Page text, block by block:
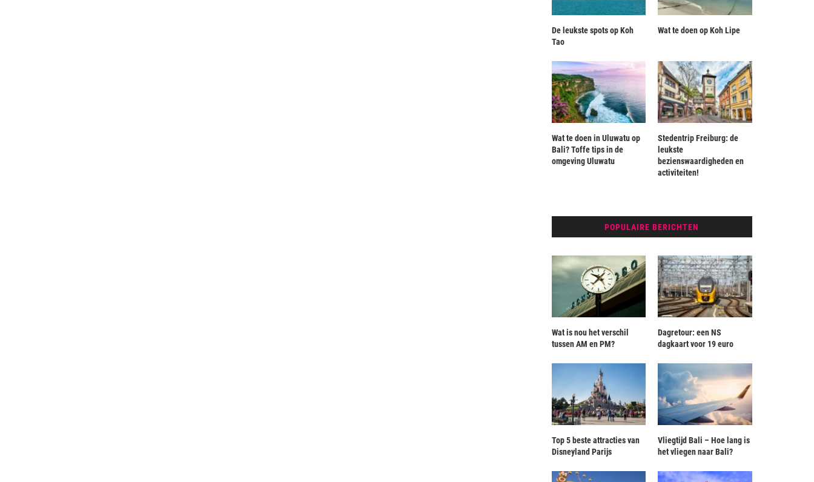
De leukste spots op Koh
Tao
Wat te doen op Koh Lipe
Wat te doen in Uluwatu op
Bali? Toffe tips in de
omgeving Uluwatu
Stedentrip Freiburg: de
leukste
bezienswaardigheden en
activiteiten!
POPULAIRE BERICHTEN
Wat is nou het verschil
tussen AM en PM?
Dagretour: een NS
dagkaart voor 19 euro
Top 5 beste attracties van
Disneyland Parijs
Vliegtijd Bali – Hoe lang is
het vliegen naar Bali?